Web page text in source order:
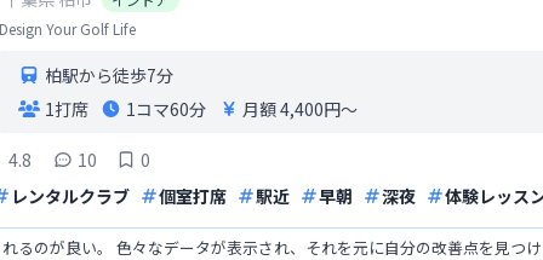
Design Your Golf Life
柏駅から徒歩7分
1打席
1コマ60分 月額 4,400円〜
4.8 10
0
レンタルクラブ
個室打席 駅近 早朝 深夜 体験レッス
るのが良い。 色々なデータが表示され、それを元に自分の改善点を見つ